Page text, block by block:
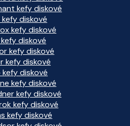
kefy diskové
kefy diskové
kefy diskové
diskové
kefy diskové
kefy diskové
kefy diskové
kefy diskové
kefy diskové
kefy diskové
kefy diskové